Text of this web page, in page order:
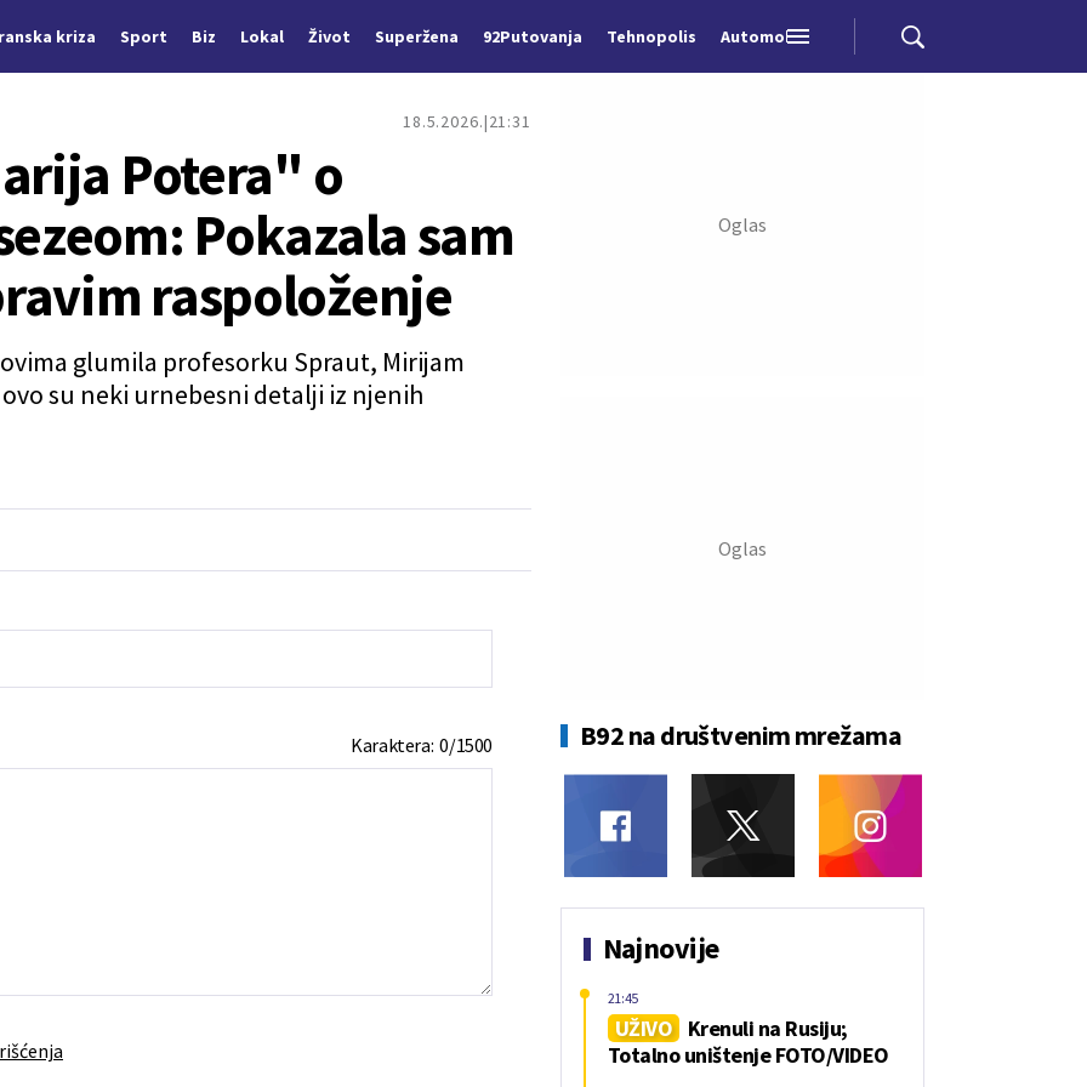
kriza Sport Biz Lokal Život Superžena 92Putovanja Tehnopolis Automobili
18.5.2026. 21:31
Potera" o
Pokazala sam
raspoloženje
glumila profesorku Spraut, Mirijam
su neki urnebesni detalji iz njenih
Karaktera:0/1500 B92 na društvenim mrežama
Najnovije
UŽIVO
Krenuli na Rusiju;
Totalno uništenje FOTO/VIDEO
21:45